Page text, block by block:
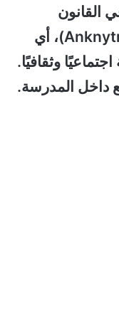
القانون
السويدي بمفهوم الارتباط (Anknytning)، أي
وثقافيًا.
داخل المدرسة.